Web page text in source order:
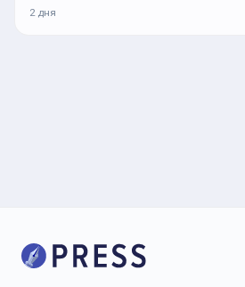
2 дня